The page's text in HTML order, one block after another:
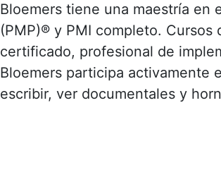
Bloemers tiene una maestría en
(PMP)® y PMI completo.
certificado, profesional de
Bloemers participa activamente
escribir, ver documentales y